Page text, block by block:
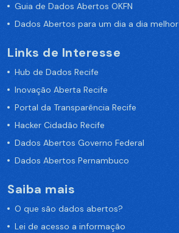
Guia de Dados Abertos OKFN
Dados Abertos para um dia a dia melhor
Links de Interesse
Hub de Dados Recife
Inovação Aberta Recife
Portal da Transparência Recife
Hacker Cidadão Recife
Dados Abertos Governo Federal
Dados Abertos Pernambuco
Saiba mais
O que são dados abertos?
Lei de acesso a informação